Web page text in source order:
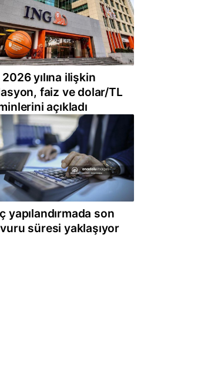
2026 yılına ilişkin
faiz ve dolar/TL
açıkladı
yapılandırmada son
süresi yaklaşıyor